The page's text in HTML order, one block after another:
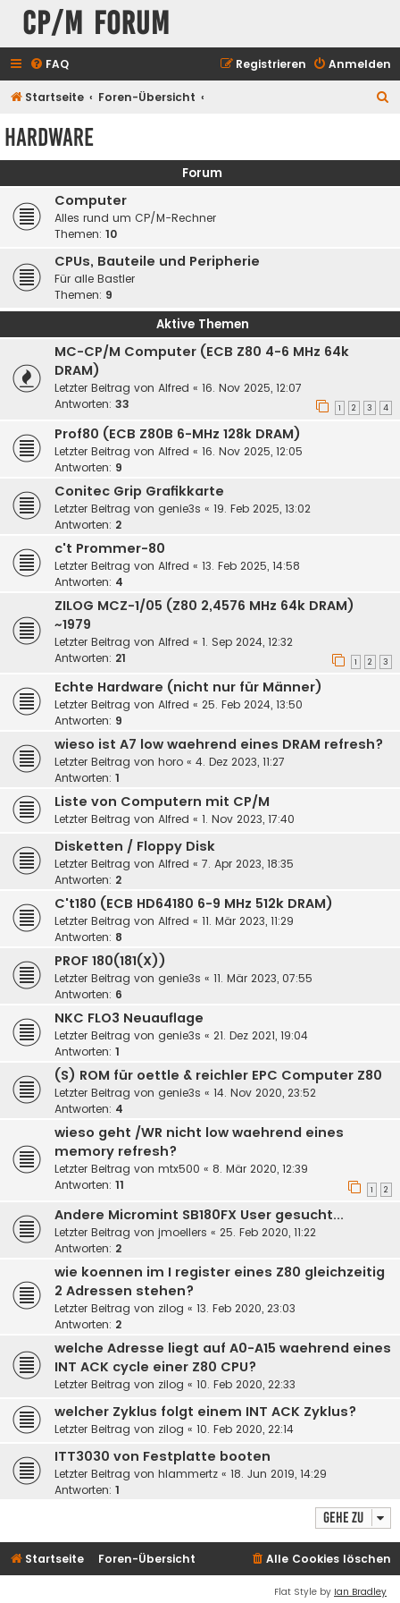
CP/M Forum
FAQ Anmelden
Registrieren
Startseite Foren-Übersicht
e
Hardware
Forum
Computer
Alles rund um CP/M-Rechner
Themen: 10
CPUs, Bauteile und Peripherie
Für alle Bastler
Themen: 9
Aktive Themen
MC-CP/M Computer (ECB Z80 4-6 MHz 64k
DRAM)
Letzter Beitrag von Alfred « 16. Nov 2025, 12:07
Antworten: 33 1 2 3 4
Prof80 (ECB Z80B 6-MHz 128k DRAM)
Letzter Beitrag von Alfred « 16. Nov 2025, 12:05
Antworten: 9
Conitec Grip Grafikkarte
Letzter Beitrag von genie3s « 19. Feb 2025, 13:02
Antworten: 2
c't Prommer-80
Letzter Beitrag von Alfred « 13. Feb 2025, 14:58
Antworten: 4
ZILOG MCZ-1/05 (Z80 2,4576 MHz 64k DRAM)
~1979
Letzter Beitrag von Alfred « 1. Sep 2024, 12:32
Antworten: 21 1 2 3
Echte Hardware (nicht nur für Männer)
Letzter Beitrag von Alfred « 25. Feb 2024, 13:50
Antworten: 9
wieso ist A7 low waehrend eines DRAM refresh?
Letzter Beitrag von horo « 4. Dez 2023, 11:27
Antworten: 1
Liste von Computern mit CP/M
Letzter Beitrag von Alfred « 1. Nov 2023, 17:40
Disketten / Floppy Disk
Letzter Beitrag von Alfred « 7. Apr 2023, 18:35
Antworten: 2
C't180 (ECB HD64180 6-9 MHz 512k DRAM)
Letzter Beitrag von Alfred « 11. Mär 2023, 11:29
Antworten: 8
PROF 180(181(X))
Letzter Beitrag von genie3s « 11. Mär 2023, 07:55
Antworten: 6
NKC FLO3 Neuauflage
Letzter Beitrag von genie3s « 21. Dez 2021, 19:04
Antworten: 1
(S) ROM für oettle & reichler EPC Computer Z80
Letzter Beitrag von genie3s « 14. Nov 2020, 23:52
Antworten: 4
wieso geht /WR nicht low waehrend eines
memory refresh?
Letzter Beitrag von mtx500 « 8. Mär 2020, 12:39
Antworten: 11 1 2
Andere Micromint SB180FX User gesucht...
Letzter Beitrag von jmoellers « 25. Feb 2020, 11:22
Antworten: 2
wie koennen im I register eines Z80 gleichzeitig
2 Adressen stehen?
Letzter Beitrag von zilog « 13. Feb 2020, 23:03
Antworten: 2
welche Adresse liegt auf A0-A15 waehrend eines
INT ACK cycle einer Z80 CPU?
Letzter Beitrag von zilog « 10. Feb 2020, 22:33
welcher Zyklus folgt einem INT ACK Zyklus?
Letzter Beitrag von zilog « 10. Feb 2020, 22:14
ITT3030 von Festplatte booten
Letzter Beitrag von hlammertz « 18. Jun 2019, 14:29
Antworten: 1
Gehe zu
Startseite Foren-Übersicht Alle Cookies löschen
Flat Style by Ian Bradley